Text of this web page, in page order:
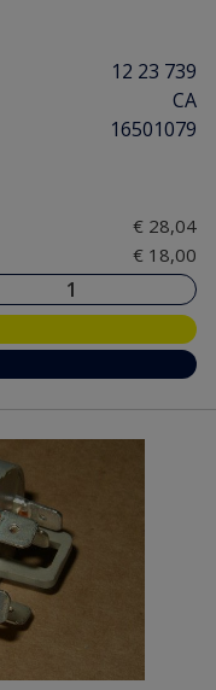
12 23 739
CA
16501079
€ 28,04
€ 18,00